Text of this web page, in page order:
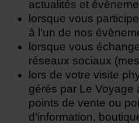
actualités et
lorsque vous
à l’un de nos
lorsque vous
réseaux sociaux
lors de votre visite
gérés par Le Voyage
points de vente ou
d’information,